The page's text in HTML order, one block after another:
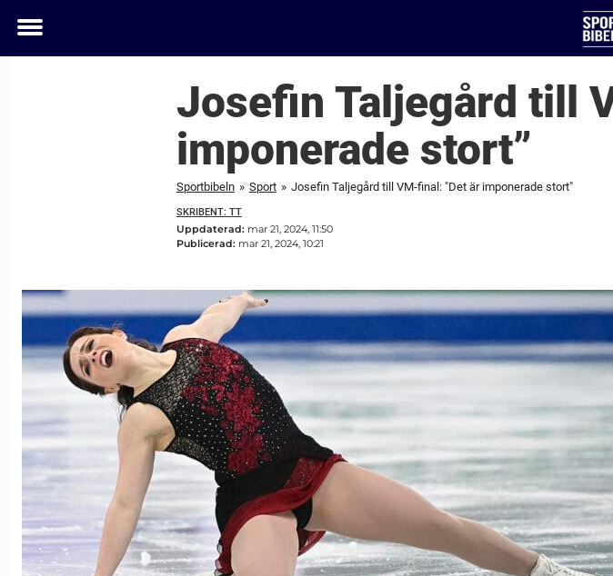
Toggle
Josefin Taljegård till
imponerade stort”
Sportbibeln » Sport » Josefin Taljegård till VM-final: "Det är imponerade stort"
SKRIBENT: TT
Uppdaterad: mar 21, 2024, 11:50
Publicerad: mar 21, 2024, 10:21